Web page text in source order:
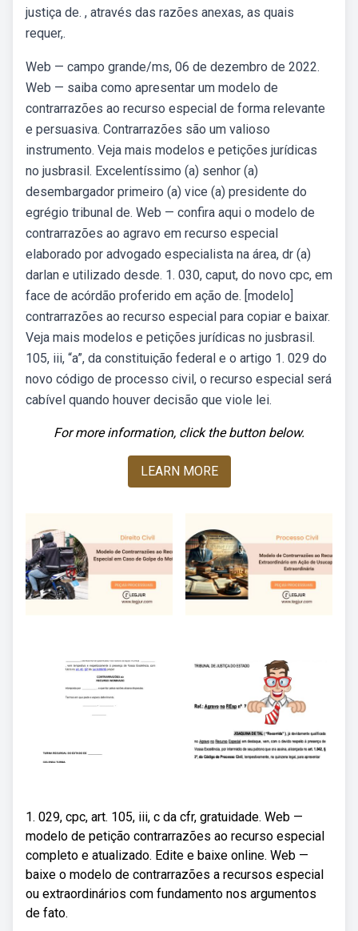
justiça de. , através das razões anexas, as quais
requer,.
Web — campo grande/ms, 06 de dezembro de 2022.
Web — saiba como apresentar um modelo de
contrarrazões ao recurso especial de forma relevante
e persuasiva. Contrarrazões são um valioso
instrumento. Veja mais modelos e petições jurídicas
no jusbrasil. Excelentíssimo (a) senhor (a)
desembargador primeiro (a) vice (a) presidente do
egrégio tribunal de. Web — confira aqui o modelo de
contrarrazões ao agravo em recurso especial
elaborado por advogado especialista na área, dr (a)
darlan e utilizado desde. 1. 030, caput, do novo cpc, em
face de acórdão proferido em ação de. [modelo]
contrarrazões ao recurso especial para copiar e baixar.
Veja mais modelos e petições jurídicas no jusbrasil.
105, iii, “a”, da constituição federal e o artigo 1. 029 do
novo código de processo civil, o recurso especial será
cabível quando houver decisão que viole lei.
For more information, click the button below.
LEARN MORE
1. 029, cpc, art. 105, iii, c da cfr, gratuidade. Web —
modelo de petição contrarrazões ao recurso especial
completo e atualizado. Edite e baixe online. Web —
baixe o modelo de contrarrazões a recursos especial
ou extraordinários com fundamento nos argumentos
de fato.